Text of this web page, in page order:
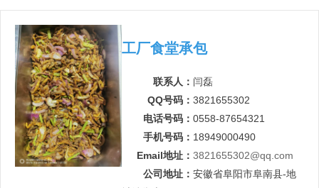
工厂食堂承包
联系人： 闫磊
QQ号码： 3821655302
电话号码： 0558-87654321
手机号码： 18949000490
Email地址： 3821655302@qq.com
公司地址： 安徽省阜阳市阜南县-地